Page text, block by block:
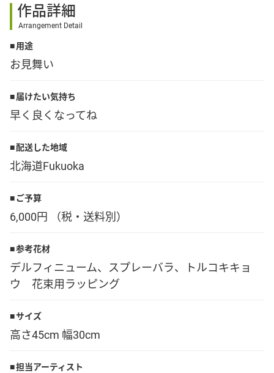
日本語
作品詳細
Arrangement Detail
用途
お見舞い
届けたい気持ち
早く良くなってね
配送した地域
北海道Fukuoka
ご予算
6,000円 （税・送料別）
参考花材
デルフィニューム、スプレーバラ、トルコキキョ
ウ 花束用ラッピング
サイズ
高さ45cm 幅30cm
担当アーティスト